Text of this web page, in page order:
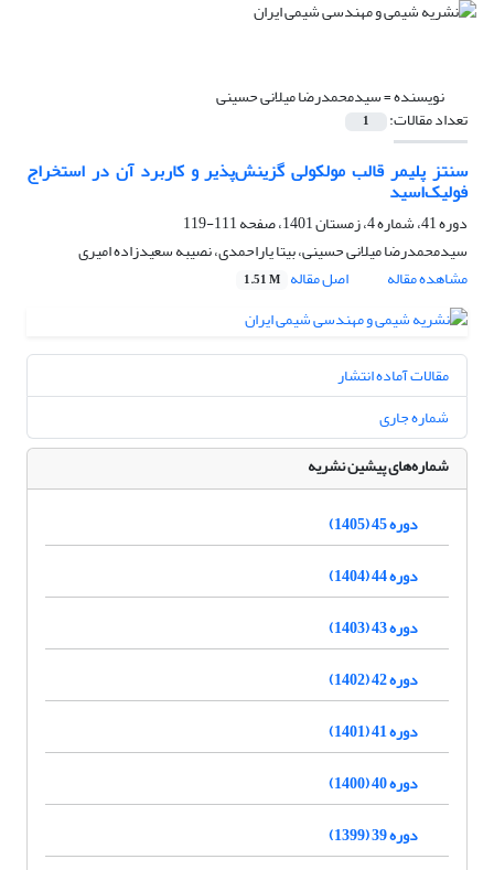
نویسنده =سیدمحمدرضا میلانی حسینی
تعداد مقالات: 1
سنتز پلیمر قالب مولکولی گزینش‌پذیر و کاربرد آن در استخراج
فولیک‌اسید
دوره 41، شماره 4، زمستان 1401، صفحه
111-119
سیدمحمدرضا میلانی حسینی، بیتا یاراحمدی، نصیبه سعیدزاده امیری
مشاهده مقاله
اصل مقاله 1.51 M
مقالات آماده انتشار
شماره جاری
شماره‌های پیشین نشریه
دوره 45 (1405)
دوره 44 (1404)
دوره 43 (1403)
دوره 42 (1402)
دوره 41 (1401)
دوره 40 (1400)
دوره 39 (1399)